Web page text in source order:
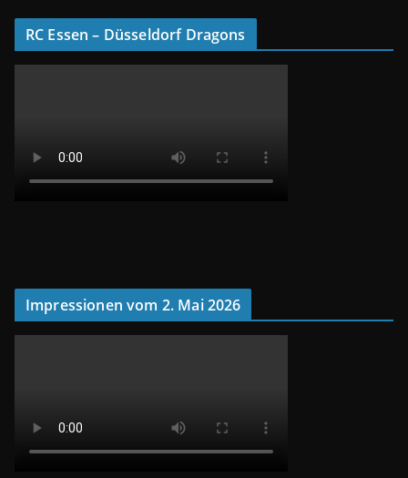
RC Essen – Düsseldorf Dragons
Impressionen vom 2. Mai 2026